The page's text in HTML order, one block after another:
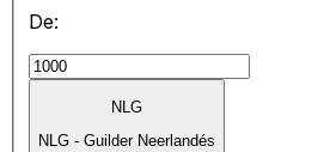
De:
NLG
NLG - Guilder Neerlandés